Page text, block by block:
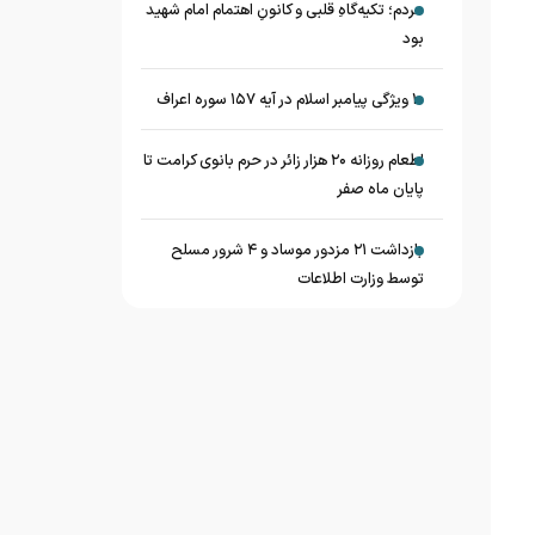
مردم؛ تکیه‌گاهِ قلبی و کانونِ اهتمام امام شهید
بود
۱۰ ویژگی پیامبر اسلام در آیه ۱۵۷ سوره اعراف
اطعام روزانه ۲۰ هزار زائر در حرم بانوی کرامت تا
پایان ماه صفر
بازداشت ۲۱ مزدور موساد و ۴ شرور مسلح
توسط وزارت اطلاعات